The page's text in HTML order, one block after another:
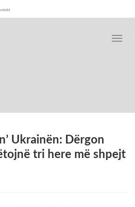
Ukrainën: Dërgon
tri here më shpejt